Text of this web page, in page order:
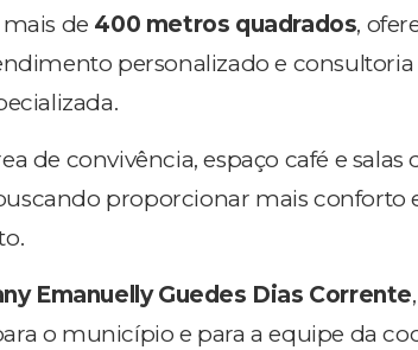
de 400 metros quadrados,
personalizado e consultoria
de convivência, espaço café e salas
proporcionar mais conforto
Emanuelly Guedes Dias Corrente
o município e para a equipe da